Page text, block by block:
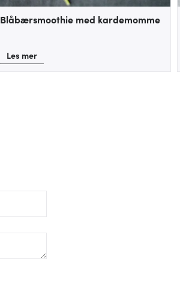
Blåbærsmoothie med kardemomme
Les mer